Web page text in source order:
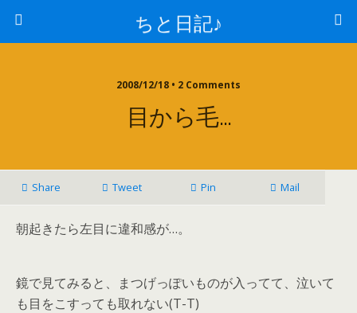
ちと日記♪
2008/12/18 • 2 Comments
目から毛…
Share Tweet Pin Mail
朝起きたら左目に違和感が…。
鏡で見てみると、まつげっぽいものが入ってて、泣いて
も目をこすっても取れない(T-T)